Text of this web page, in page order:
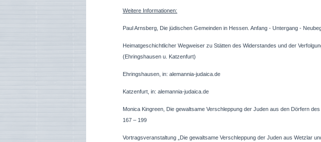
Weitere Informationen:
Paul Arnsberg, Die jüdischen Gemeinden in Hessen. Anfang - Untergang -
Heimatgeschichtlicher Wegweiser zu Stätten des Widerstandes und der
(Ehringshausen u. Katzenfurt)
Ehringshausen, in: alemannia-judaica.de
Katzenfurt, in: alemannia-judaica.de
Monica Kingreen, Die gewaltsame Verschleppung der Juden aus den Dörfern
167 – 199
Vortragsveranstaltung „Die gewaltsame Verschleppung der Juden aus Wetzlar